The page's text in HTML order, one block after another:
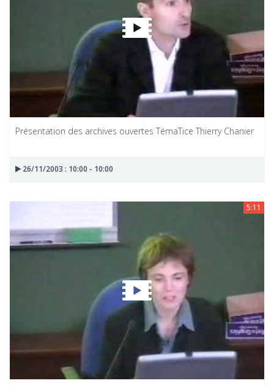
Présentation des archives ouvertes TémaTice Thierry Chanier
26/11/2003 : 10:00 - 10:00
5:11